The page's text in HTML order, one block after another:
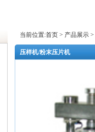
当前位置:首页 > 产品展示 >
压样机/粉末压片机